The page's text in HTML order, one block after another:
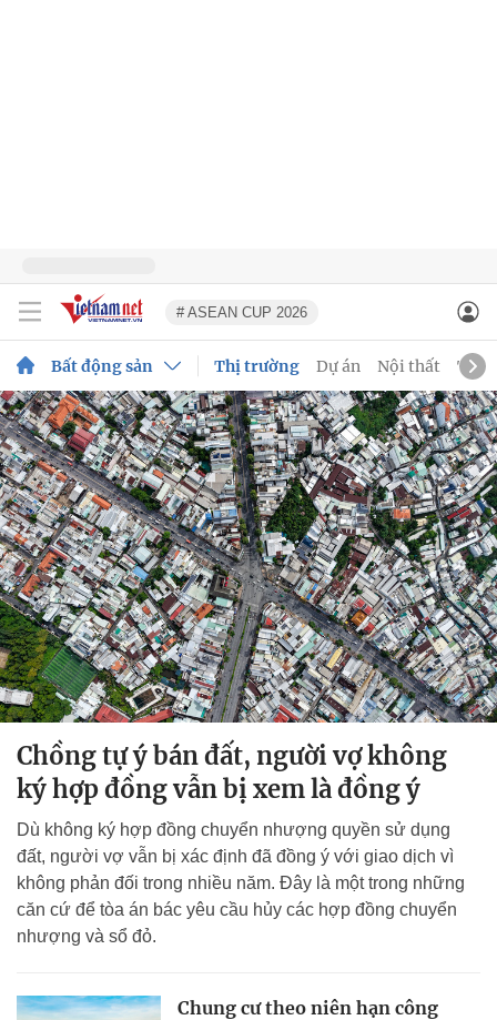
# ASEAN CUP 2026
Bất động sản Dự án Nội thất Tư
Thị trường
Chồng tự ý bán đất, người vợ không
ký hợp đồng vẫn bị xem là đồng ý
Dù không ký hợp đồng chuyển nhượng quyền sử dụng
đất, người vợ vẫn bị xác định đã đồng ý với giao dịch vì
không phản đối trong nhiều năm. Đây là một trong những
căn cứ để tòa án bác yêu cầu hủy các hợp đồng chuyển
nhượng và sổ đỏ.
Chung cư theo niên hạn công